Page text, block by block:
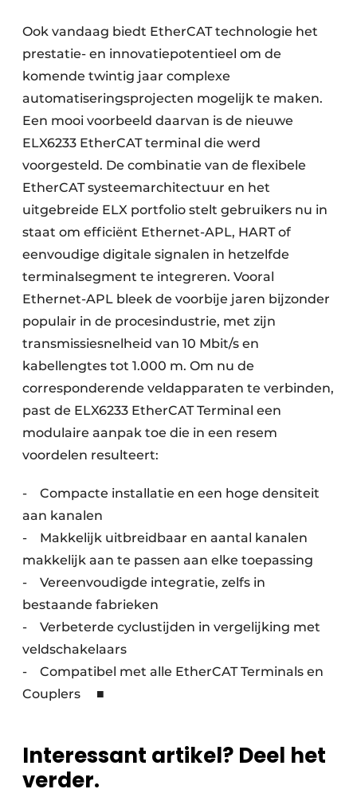
Ook vandaag biedt EtherCAT technologie het
prestatie- en innovatiepotentieel om de
komende twintig jaar complexe
automatiseringsprojecten mogelijk te maken.
Een mooi voorbeeld daarvan is de nieuwe
ELX6233 EtherCAT terminal die werd
voorgesteld. De combinatie van de flexibele
EtherCAT systeemarchitectuur en het
uitgebreide ELX portfolio stelt gebruikers nu in
staat om efficiënt Ethernet-APL, HART of
eenvoudige digitale signalen in hetzelfde
terminalsegment te integreren. Vooral
Ethernet-APL bleek de voorbije jaren bijzonder
populair in de procesindustrie, met zijn
transmissiesnelheid van 10 Mbit/s en
kabellengtes tot 1.000 m. Om nu de
corresponderende veldapparaten te verbinden,
past de ELX6233 EtherCAT Terminal een
modulaire aanpak toe die in een resem
voordelen resulteert:
- Compacte installatie en een hoge densiteit
aan kanalen
- Makkelijk uitbreidbaar en aantal kanalen
makkelijk aan te passen aan elke toepassing
- Vereenvoudigde integratie, zelfs in
bestaande fabrieken
- Verbeterde cyclustijden in vergelijking met
veldschakelaars
- Compatibel met alle EtherCAT Terminals en
Couplers ■
Interessant artikel? Deel het
verder.